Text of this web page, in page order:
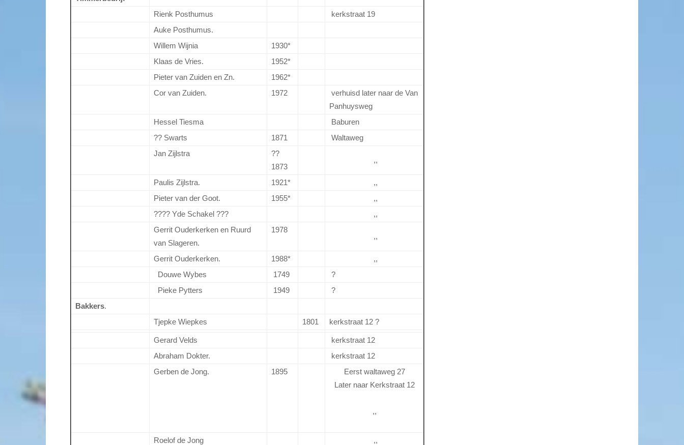
Rienk Posthumus
kerkstraat 19
Auke Posthumus.
Willem Wijnia
1930*
Klaas de Vries.
1952*
Pieter van Zuiden en Zn.
1962*
Cor van Zuiden.
1972
verhuisd later naar de Van
Panhuysweg
Hessel Tiesma
Baburen
?? Swarts
1871
Waltaweg
Jan Zijlstra
??
1873
,,
Paulis Zijlstra. 1921*
,,
Pieter van der Goot.
1955*
,,
???? Yde Schakel ???
,,
Gerrit Ouderkerken en Ruurd
van Slageren.
1978
,,
Gerrit Ouderkerken. 1988*
,,
Douwe Wybes
1749
?
Pieke Pytters
1949
?
Bakkers.
Tjepke Wiepkes
1801 kerkstraat 12 ?
Gerard Velds
kerkstraat 12
Abraham Dokter.
kerkstraat 12
Gerben de Jong.
1895
Eerst waltaweg 27
Later naar Kerkstraat 12
,,
Roelof de Jong
,,